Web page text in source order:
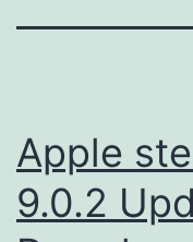
Apple
9.0.2